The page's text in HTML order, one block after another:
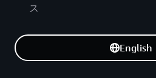
ス
English